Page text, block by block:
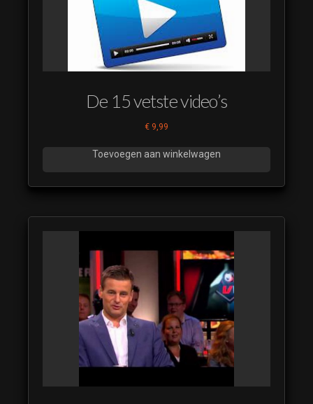
De 15 vetste video’s
€ 9,99
Toevoegen aan winkelwagen